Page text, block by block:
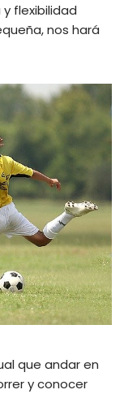
flexibilidad
nos hará
que andar en
y conocer